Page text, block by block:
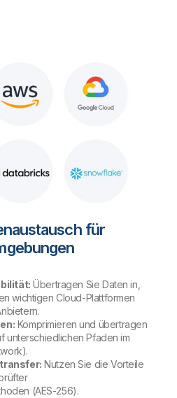
für
Übertragen Sie Daten in,
wichtigen Cloud-Plattformen
Komprimieren und übertragen
unterschiedlichen Pfaden im
Nutzen Sie die Vorteile
(AES-256).